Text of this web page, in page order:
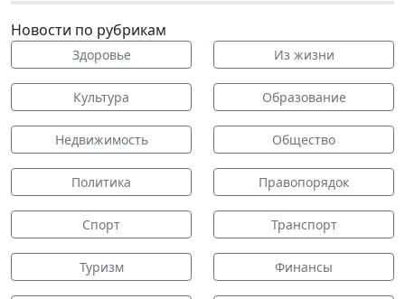
Новости по рубрикам
Здоровье Из жизни
Культура Образование
Недвижимость Общество
Политика Правопорядок
Спорт Транспорт
Туризм Финансы